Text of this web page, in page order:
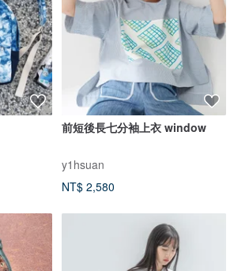
前短後長七分袖上衣 window
y1hsuan
NT$ 2,580